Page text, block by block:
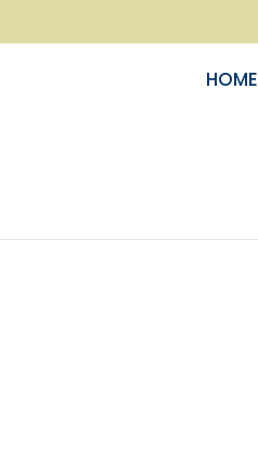
HOME